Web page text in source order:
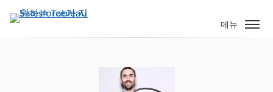
요
메뉴